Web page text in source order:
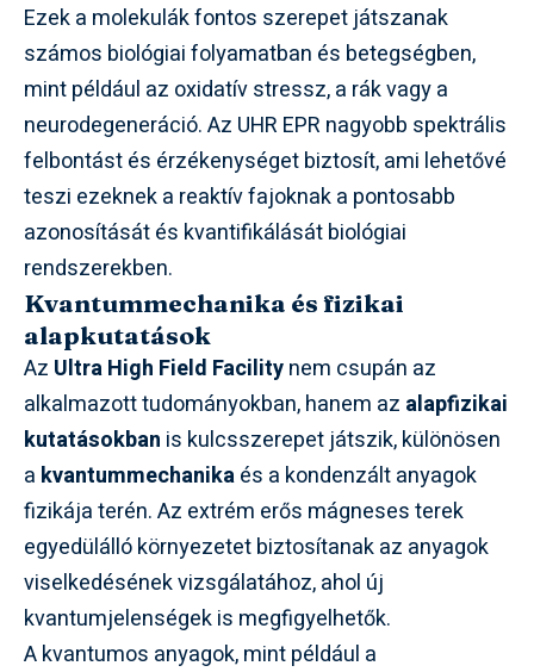
Ezek a molekulák fontos szerepet játszanak
számos biológiai folyamatban és betegségben,
mint például az oxidatív stressz, a rák vagy a
neurodegeneráció. Az UHR EPR nagyobb spektrális
felbontást és érzékenységet biztosít, ami lehetővé
teszi ezeknek a reaktív fajoknak a pontosabb
azonosítását és kvantifikálását biológiai
rendszerekben.
Kvantummechanika és fizikai
alapkutatások
Az Ultra High Field Facilitynem csupán az
alkalmazott tudományokban, hanem az alapfizikai
kutatásokban is kulcsszerepet játszik, különösen
a kvantummechanikaés a kondenzált anyagok
fizikája terén. Az extrém erős mágneses terek
egyedülálló környezetet biztosítanak az anyagok
viselkedésének vizsgálatához, ahol új
kvantumjelenségek is megfigyelhetők.
A kvantumos anyagok, mint például a